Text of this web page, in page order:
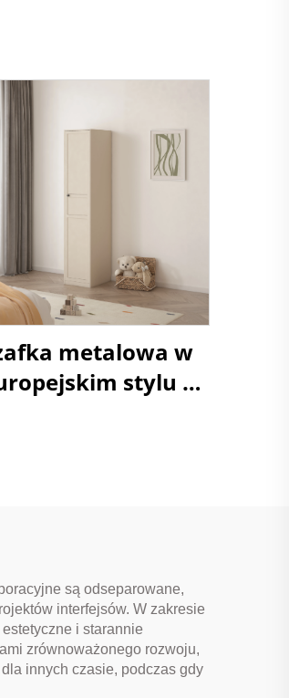
metalowa w
stylu z
są odseparowane,
interfejsów. W zakresie
i starannie
zrównoważonego rozwoju,
innych czasie, podczas gdy